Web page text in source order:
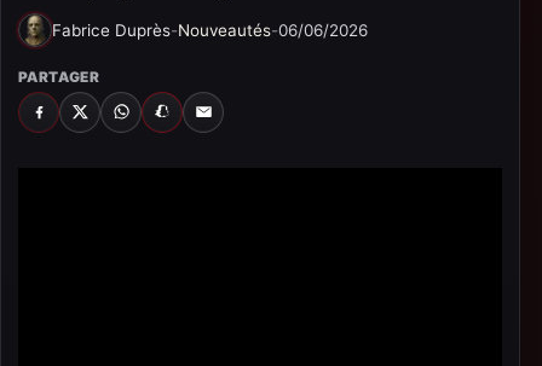
Fabrice Duprès-Nouveautés-06/06/2026
PARTAGER
FACEBOOK
X WHATSAPP
SNAPCHAT
EMAIL